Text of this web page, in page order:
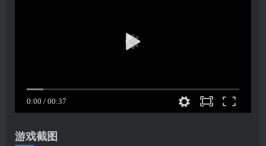
游戏截图